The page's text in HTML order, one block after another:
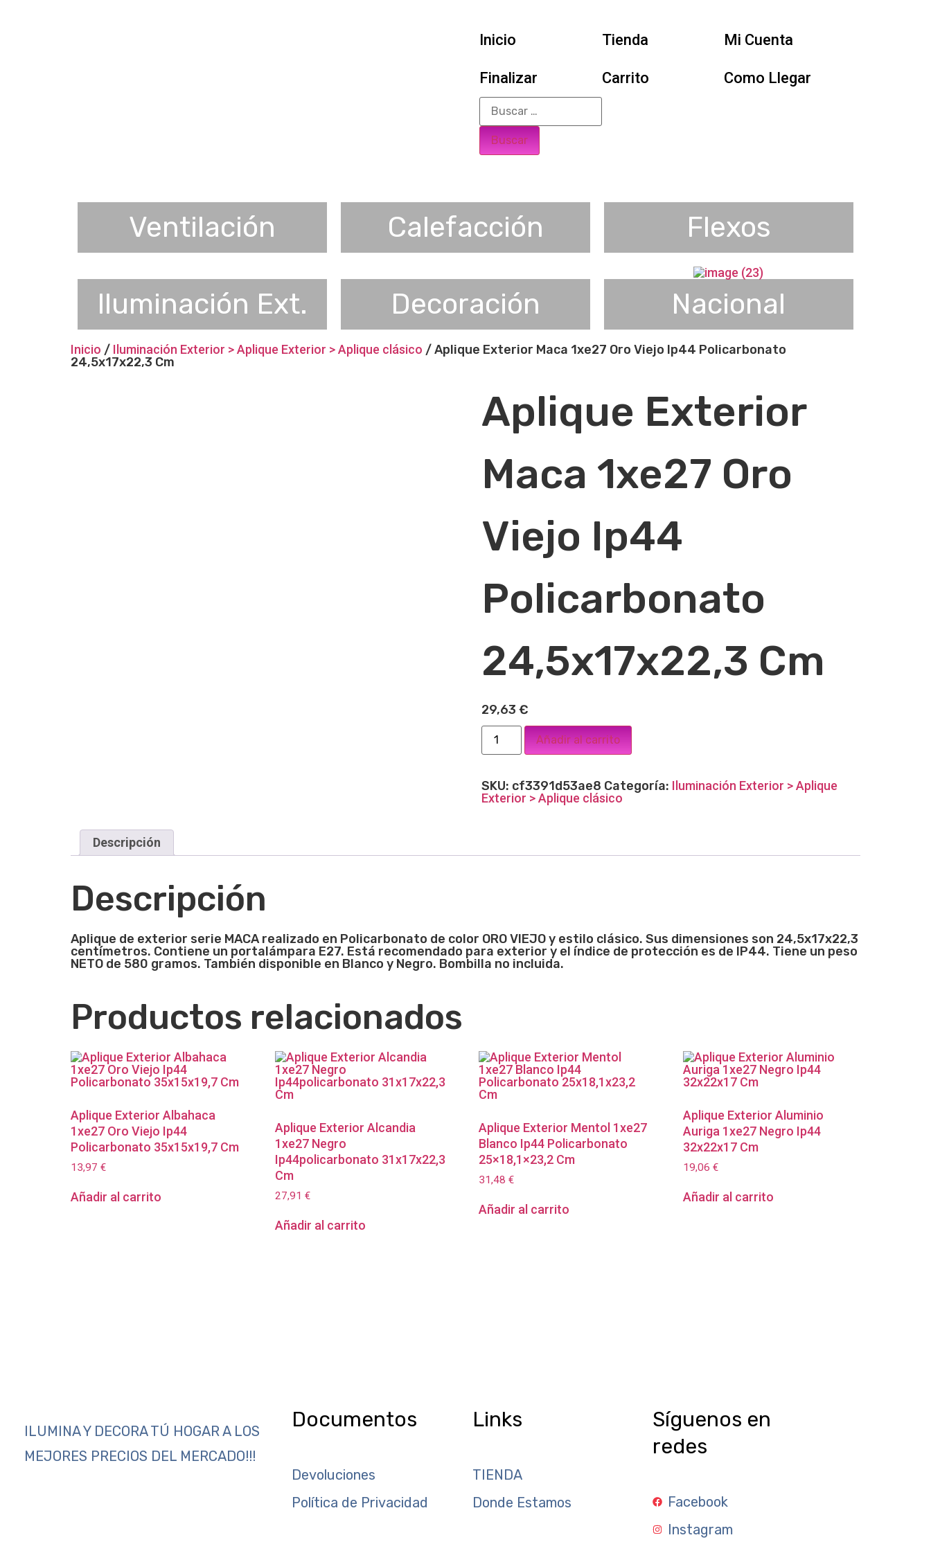
Inicio Tienda Mi Cuenta
Finalizar Carrito Como Llegar
Ventilación Calefacción Flexos
Iluminación Ext. Decoración Nacional
Inicio / Iluminación Exterior > Aplique Exterior > Aplique clásico / Aplique Exterior Maca 1xe27 Oro Viejo Ip44 Policarbonato
24,5x17x22,3 Cm
Aplique Exterior
Maca 1xe27 Oro
Viejo Ip44
Policarbonato
24,5x17x22,3 Cm
29,63 €
Añadir al carrito
SKU: cf3391d53ae8 Categoría: Iluminación Exterior > Aplique
Exterior > Aplique clásico
Descripción
Descripción
Aplique de exterior serie MACA realizado en Policarbonato de color ORO VIEJO y estilo clásico. Sus dimensiones son 24,5x17x22,3
centímetros. Contiene un portalámpara E27. Está recomendado para exterior y el índice de protección es de IP44. Tiene un peso
NETO de 580 gramos. También disponible en Blanco y Negro. Bombilla no incluida.
Productos relacionados
Aplique Exterior Albahaca
1xe27 Oro Viejo Ip44
Policarbonato 35x15x19,7 Cm
13,97 €
Añadir al carrito
Aplique Exterior Alcandia
1xe27 Negro
Ip44policarbonato 31x17x22,3
Cm
27,91 €
Añadir al carrito
Aplique Exterior Mentol 1xe27
Blanco Ip44 Policarbonato
25×18,1×23,2 Cm
31,48€
Añadir al carrito
Aplique Exterior Aluminio
Auriga 1xe27 Negro Ip44
32x22x17 Cm
19,06€
Añadir al carrito
ILUMINA Y DECORA TÚ HOGAR A LOS
MEJORES PRECIOS DEL MERCADO!!!
Documentos
Devoluciones
Política de Privacidad
Links
TIENDA
Donde Estamos
Síguenos en
redes
Facebook
Instagram